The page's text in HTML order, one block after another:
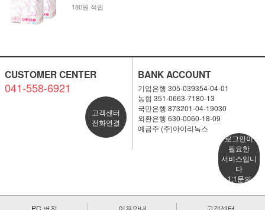
180원 적립
CUSTOMER CENTER
041-558-6921
고객센터
전화연결
BANK ACCOUNT
기업은행 305-039354-04-01
농협 351-0663-7180-13
국민은행 873201-04-19030
외환은행 630-0060-18-09
예금주 (주)아이리녹스
로그인이
필요한
서비스입니
다
1:1문의